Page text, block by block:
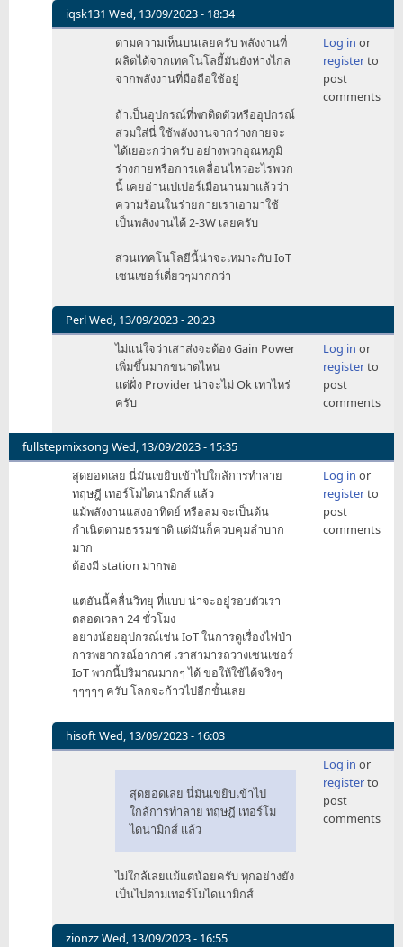
iqsk131 Wed, 13/09/2023 - 18:34
In
darkleonic
ตามความเห็นบนเลยครับ พลังงานที่
ผลิตได้จากเทคโนโลยี้มันยังห่างไกล
จากพลังงานที่มือถือใช้อยู่
ถ้าเป็นอุปกรณ์ที่พกติดตัวหรืออุปกรณ์
สวมใส่นี่ ใช้พลังงานจากร่างกายจะ
ได้เยอะกว่าครับ อย่างพวกอุณหภูมิ
ร่างกายหรือการเคลื่อนไหวอะไรพวก
นี้ เคยอ่านเปเปอร์เมื่อนานมาแล้วว่า
ความร้อนในร่ายกายเราเอามาใช้
เป็นพลังงานได้ 2-3W เลยครับ
ส่วนเทคโนโลยีนี้น่าจะเหมาะกับ IoT
เซนเซอร์เดี่ยวๆมากกว่า
Log in or
registerto
post
comments
PerlWed, 13/09/2023 - 20:23
In
นี้
มี
แบบ
ใน
มือ
ถือ
by
darkleonic
ไม่แน่ใจว่าเสาส่งจะต้อง Gain Power
เพิ่มขึ้นมากขนาดไหน
แต่ฝั่ง Provider น่าจะไม่ Ok เท่าไหร่
ครับ
Log in or
registerto
post
comments
fullstepmixsong Wed, 13/09/2023 - 15:35
สุดยอดเลย นี่มันเขยิบเข้าไปใกล้การทำลาย
ทฤษฎี เทอร์โมไดนามิกส์ แล้ว
แม้พลังงานแสงอาทิตย์ หรือลม จะเป็นต้น
กำเนิดตามธรรมชาติ แต่มันก็ควบคุมลำบาก
มาก
ต้องมี station มากพอ
แต่อันนี้คลื่นวิทยุ ที่แบบ น่าจะอยู่รอบตัวเรา
ตลอดเวลา 24 ชั่วโมง
อย่างน้อยอุปกรณ์เช่น IoT ในการดูเรื่องไฟป่า
การพยากรณ์อากาศ เราสามารถวางเซนเซอร์
IoT พวกนี้ปริมาณมากๆ ได้ ขอให้ใช้ได้จริงๆ
ๆๆๆๆๆ ครับ โลกจะก้าวไปอีกขั้นเลย
Log in or
registerto
post
comments
hisoftWed, 13/09/2023 - 16:03
In
fullstepmixsong
สุดยอดเลย นี่มันเขยิบเข้าไป
ใกล้การทำลาย ทฤษฎี เทอร์โม
ไดนามิกส์ แล้ว
ไม่ใกล้เลยแม้แต่น้อยครับ ทุกอย่างยัง
เป็นไปตามเทอร์โมไดนามิกส์
Log in or
registerto
post
comments
zionzzWed, 13/09/2023 - 16:55